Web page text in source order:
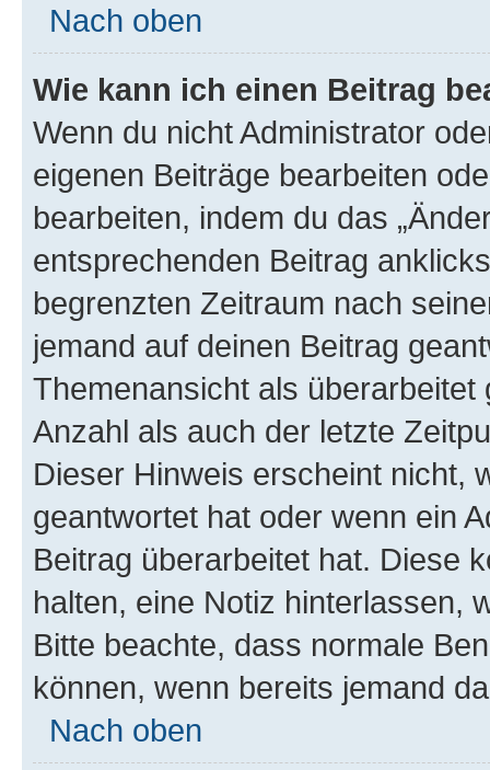
Nach oben
Wie kann ich einen Beitrag
Wenn du nicht Administrator
eigenen Beiträge bearbeiten
bearbeiten, indem du das
entsprechenden Beitrag
begrenzten Zeitraum nach
jemand auf deinen Beitrag
Themenansicht als
Anzahl als auch der letzte
Dieser Hinweis erscheint nicht,
geantwortet hat oder wenn ein
Beitrag überarbeitet hat. Diese
halten, eine Notiz hinterlassen,
Bitte beachte, dass normale
können, wenn bereits jemand
Nach oben